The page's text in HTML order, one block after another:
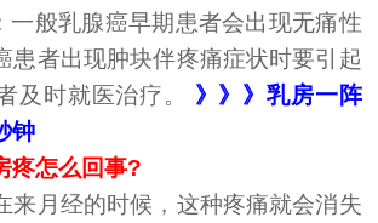
般乳腺癌早期患者会出现无痛性
患者出现肿块伴疼痛症状时要引起
及时就医治疗。
》》》乳房一阵
钟
怎么回事?
月经的时候，这种疼痛就会消失